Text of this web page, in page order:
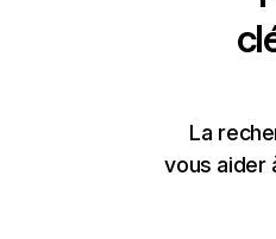
La
vous aider